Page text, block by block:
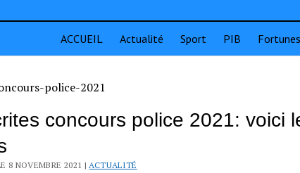
ACCUEIL Actualité Sport PIB Fortunes
concours police 2021: voici
8 NOVEMBRE 2021 |ACTUALITÉ